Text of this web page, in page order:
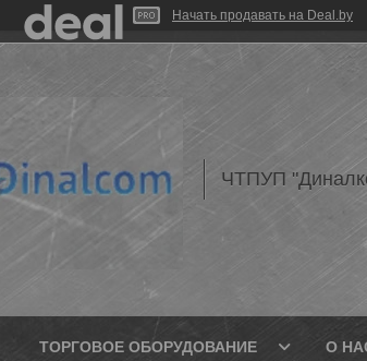
Начать продавать на Deal.by
ЧТПУП
ТОРГОВОЕ ОБОРУДОВАНИЕ О